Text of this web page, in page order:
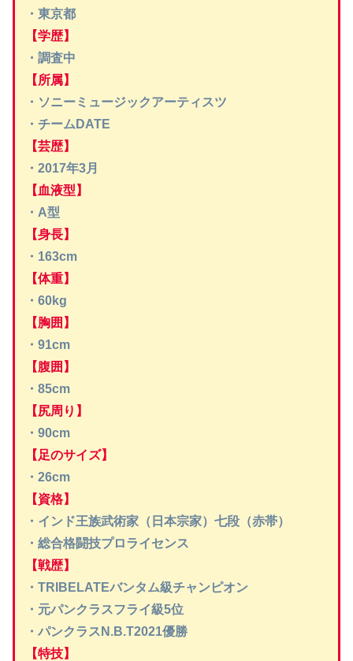
・東京都
【学歴】
・調査中
【所属】
・ソニーミュージックアーティスツ
・チームDATE
【芸歴】
・2017年3月
【血液型】
・A型
【身長】
・163cm
【体重】
・60kg
【胸囲】
・91cm
【腹囲】
・85cm
【尻周り】
・90cm
【足のサイズ】
・26cm
【資格】
・インド王族武術家（日本宗家）七段（赤帯）
・総合格闘技プロライセンス
【戦歴】
・TRIBELATEバンタム級チャンピオン
・元パンクラスフライ級5位
・パンクラスN.B.T2021優勝
【特技】